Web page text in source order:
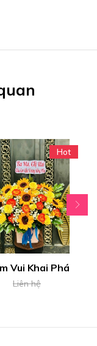
Hot
Vui Khai Phá
Liên hệ